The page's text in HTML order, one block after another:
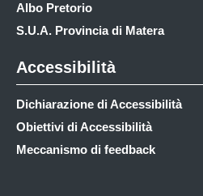
Albo Pretorio
S.U.A. Provincia di Matera
Accessibilità
Dichiarazione di Accessibilità
Obiettivi di Accessibilità
Meccanismo di feedback